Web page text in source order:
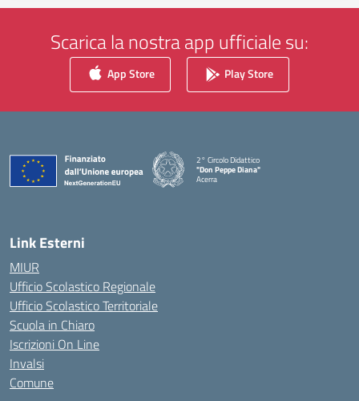
Scarica la nostra app ufficiale su:
App Store Play Store
2° Circolo Didattico
"Don Peppe Diana"
Acerra
Link Esterni
MIUR
Ufficio Scolastico Regionale
Ufficio Scolastico Territoriale
Scuola in Chiaro
Iscrizioni On Line
Invalsi
Comune